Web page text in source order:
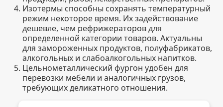
Изотермы способны сохранять температурный
режим некоторое время. Их задействование
дешевле, чем рефрижераторов для
определенной категории товаров. Актуальны
для замороженных продуктов, полуфабрикатов,
алкогольных и слабоалкогольных напитков.
Цельнометаллический фургон удобен для
перевозки мебели и аналогичных грузов,
требующих деликатного отношения.